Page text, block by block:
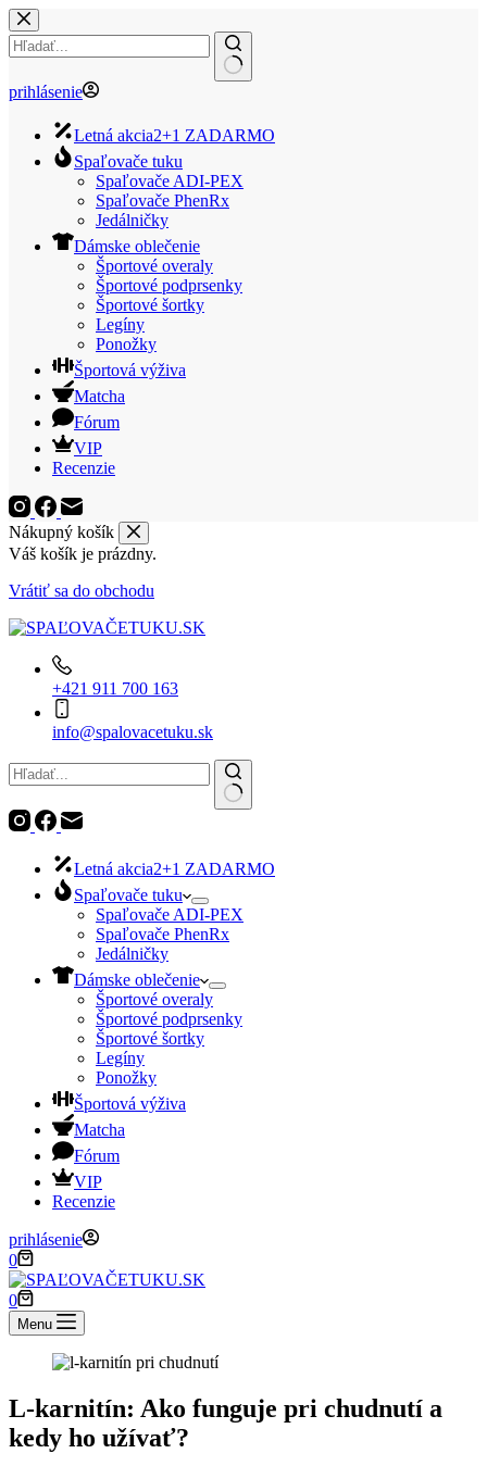
Skip
to
content
No
prihlásenie
Letná akcia2+1 ZADARMO
Spaľovače tuku
Spaľovače ADI-PEX
Spaľovače PhenRx
Jedálničky
Dámske oblečenie
Športové overaly
Športové podprsenky
Športové šortky
Legíny
Ponožky
Športová výživa
Matcha
Fórum
VIP
Recenzie
Nákupný košík
Váš košík je prázdny.
Vrátiť sa do obchodu
+421 911 700 163
info@spalovacetuku.sk
No
results
Letná akcia2+1 ZADARMO
Spaľovače tuku
Spaľovače ADI-PEX
Spaľovače PhenRx
Jedálničky
Dámske oblečenie
Športové overaly
Športové podprsenky
Športové šortky
Legíny
Ponožky
Športová výživa
Matcha
Fórum
VIP
Recenzie
prihlásenie
Shopping
cart
0
Shopping
cart
0
Menu
L-karnitín: Ako funguje pri chudnutí a
kedy ho užívať?